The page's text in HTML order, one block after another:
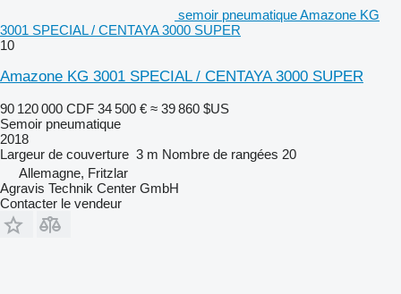
semoir pneumatique Amazone KG
3001 SPECIAL / CENTAYA 3000 SUPER
10
Amazone KG 3001 SPECIAL / CENTAYA 3000 SUPER
90 120 000 CDF 34 500 € ≈ 39 860 $US
Semoir pneumatique
2018
Largeur de couverture 3 m Nombre de rangées 20
Allemagne, Fritzlar
Agravis Technik Center GmbH
Contacter le vendeur